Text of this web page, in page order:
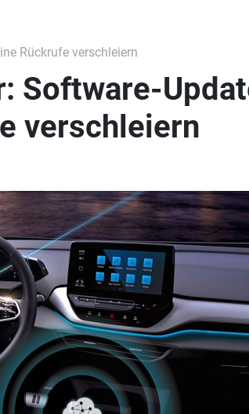
Rückrufe verschleiern
Software-
verschleiern